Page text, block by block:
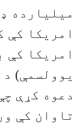
ميليارده
امریکا کې
امريکا کې
يوولسمې)
دعوه کړې
تاوان کې